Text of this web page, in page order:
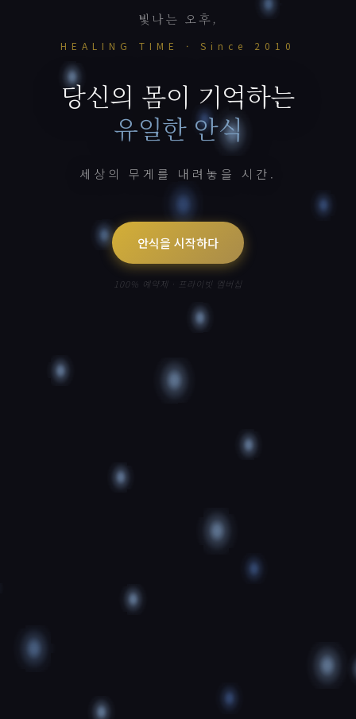
빛나는 오후,
HEALING TIME · Since 2010
당신의 몸이 기억하는
유일한 안식
세상의 무게를 내려놓을 시간.
안식을 시작하다
100% 예약제 · 프라이빗 멤버십